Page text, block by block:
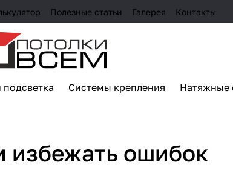
Полезные статьи Галерея Контакты
Системы крепления Натяжные
избежать ошибок